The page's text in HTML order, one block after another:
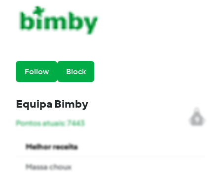
Follow Block
Equipa Bimby
9
Pontos atuais: 7443
Melhor receita
Massa choux